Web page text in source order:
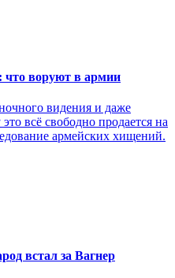
что воруют в армии
видения и даже
всё свободно продается на
армейских хищений.
встал за Вагнер